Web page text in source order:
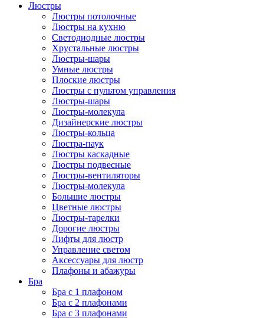
Люстры
Люстры потолочные
Люстры на кухню
Светодиодные люстры
Хрустальные люстры
Люстры-шары
Умные люстры
Плоские люстры
Люстры с пультом управления
Люстры-шары
Люстры-молекула
Дизайнерские люстры
Люстры-кольца
Люстра-паук
Люстры каскадные
Люстры подвесные
Люстры-вентиляторы
Люстры-молекула
Большие люстры
Цветные люстры
Люстры-тарелки
Дорогие люстры
Лифты для люстр
Управление светом
Аксессуары для люстр
Плафоны и абажуры
Бра
Бра с 1 плафоном
Бра с 2 плафонами
Бра с 3 плафонами